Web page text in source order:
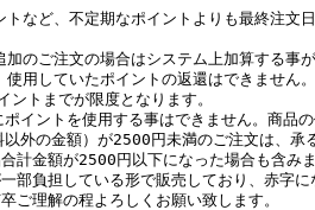
など、不定期なポイントよりも最終注文
のご注文の場合はシステム上加算する事が
用していたポイントの返還はできません。
トまでが限度となります。
イントを使用する事はできません。商品の
外の金額）が2500円未満のご注文は、承
計金額が2500円以下になった場合も含みま
部負担している形で販売しており、赤字に
ご理解の程よろしくお願い致します。